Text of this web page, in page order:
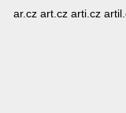
ar.cz art.cz arti.cz